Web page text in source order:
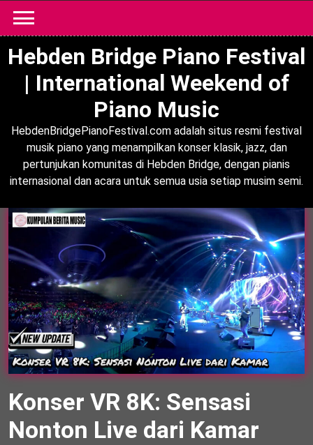
content
Hebden Bridge Piano Festival
| International Weekend of
Piano Music
HebdenBridgePianoFestival.com adalah situs resmi festival
musik piano yang menampilkan konser klasik, jazz, dan
pertunjukan komunitas di Hebden Bridge, dengan pianis
internasional dan acara untuk semua usia setiap musim semi.
Konser VR 8K: Sensasi
Nonton Live dari Kamar